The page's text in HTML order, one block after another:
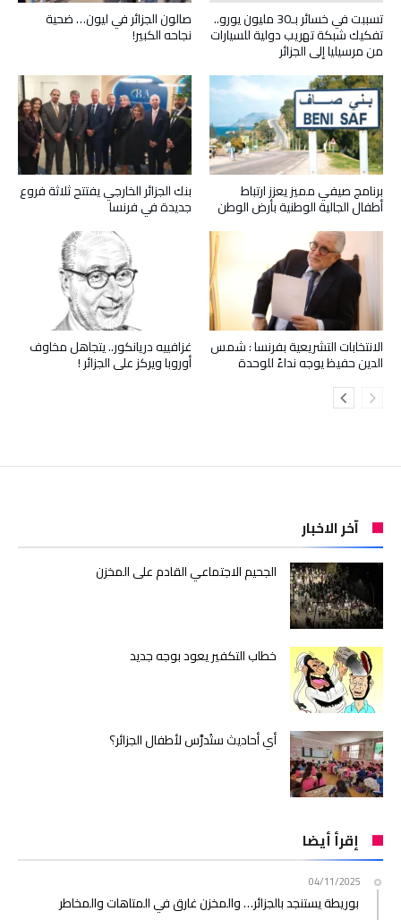
صالون الجزائر في ليون… ضحية
نجاحه الكبير!
تسببت في خسائر بـ30 مليون يورو..
تفكيك شبكة تهريب دولية للسيارات
من مرسيليا إلى الجزائر
بنك الجزائر الخارجي يفتتح ثلاثة فروع
جديدة في فرنسا
برنامج صيفي مميز يعزز ارتباط
أطفال الجالية الوطنية بأرض الوطن
غزافييه دريانكور.. يتجاهل مخاوف
أوروبا ويركز على الجزائر !
الانتخابات التشريعية بفرنسا : شمس
الدين حفيظ يوجه نداءً للوحدة
آخر الاخبار
الجحيم الاجتماعي القادم على المخزن
خطاب التكفير يعود بوجه جديد
أي أحاديث ستُدرَّس لأطفال الجزائر؟
إقرأ أيضا
04/11/2025
بوريطة يستنجد بالجزائر… والمخزن غارق في المتاهات والمخاطر